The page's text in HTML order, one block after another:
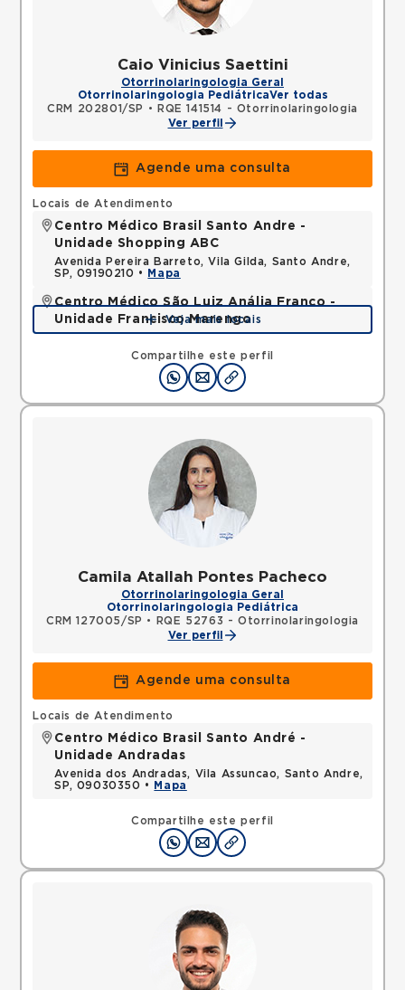
Caio Vinicius Saettini
Otorrinolaringologia Geral
Otorrinolaringologia PediátricaVer todas
CRM 202801/SP
•
RQE 141514 - Otorrinolaringologia
Ver perfil
Agende uma consulta
Compartilhe este perfil
Locais de Atendimento
Centro Médico Brasil Santo Andre -
Unidade Shopping ABC
Avenida Pereira Barreto, Vila Gilda, Santo Andre,
SP, 09190210 •
Mapa
Centro Médico São Luiz Anália Franco -
Unidade Francisco Marengo
Rua Francisco Marengo, Tatuape, Sao Paulo, SP,
Mapa
Veja mais locais
Camila Atallah Pontes Pacheco
Otorrinolaringologia Geral
Otorrinolaringologia Pediátrica
CRM 127005/SP •
RQE 52763 - Otorrinolaringologia
Ver perfil
Agende uma consulta
Compartilhe este perfil
Locais de Atendimento
Centro Médico Brasil Santo André -
Unidade Andradas
Avenida dos Andradas, Vila Assuncao, Santo Andre,
SP, 09030350 •
Mapa